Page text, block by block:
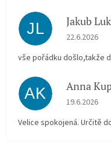
JL Jakub
Hodnocení
22.6.2026
vše pořádku došlo,takže
AK Anna
Hodnocení
19.6.2026
Velice spokojená. Určitě